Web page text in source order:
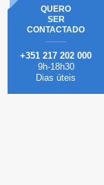
QUERO
SER
CONTACTADO
+351 217 202 000
9h-18h30
Dias úteis